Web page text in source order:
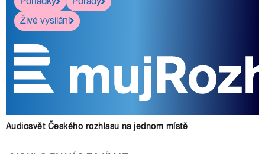
Živé vysílání
Audiosvět Českého rozhlasu na jednom místě